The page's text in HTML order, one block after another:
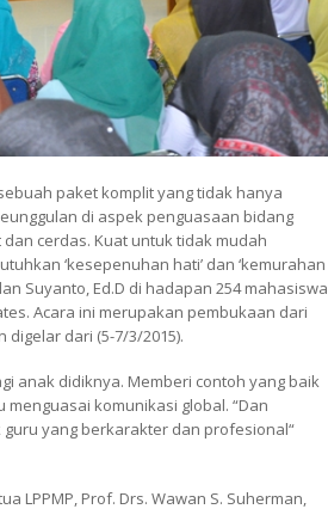
paket komplit yang tidak hanya
di aspek penguasaan bidang
cerdas. Kuat untuk tidak mudah
‘kesepenuhan hati’ dan ‘kemurahan
Suyanto, Ed.D di hadapan 254 mahasiswa
Acara ini merupakan pembukaan dari
digelar dari (5-7/3/2015).
anak didiknya. Memberi contoh yang baik
komunikasi global. “Dan
yang berkarakter dan profesional“
LPPMP, Prof. Drs. Wawan S. Suherman,